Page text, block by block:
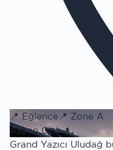
📍 Eğlence 📍 Zone A
Aspen Club
Grand Yazıcı Uludağ